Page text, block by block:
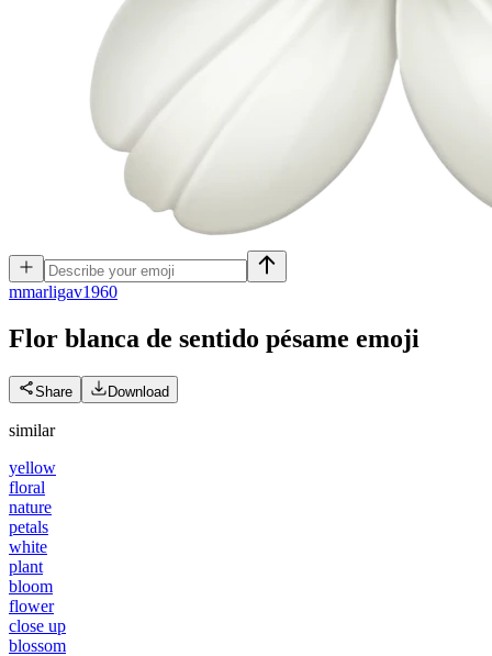
mmarligav1960
Flor blanca de sentido pésame emoji
Share Download
similar
yellow
floral
nature
petals
white
plant
bloom
flower
close up
blossom